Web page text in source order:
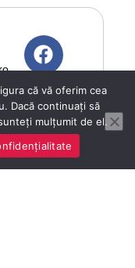
că vă oferim cea
Dacă continuați să
mulțumit de el.